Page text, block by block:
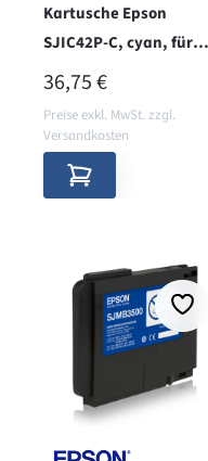
Kartusche Epson
SJIC42P-C, cyan, für
C4000
REGULÄRER PREIS:
36,75 €
Preise exkl. MwSt. zzgl.
Versandkosten